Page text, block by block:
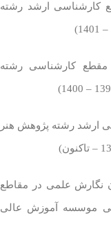
کارشناسی ارشد رشته
مقطع کارشناسی رشته
ارشد رشته پژوهش هنر
نگارش علمی در مقاطع
موسسه آموزش عالی